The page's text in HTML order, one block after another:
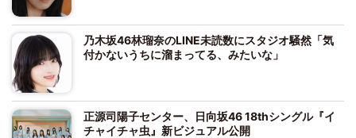
乃木坂46林瑠奈のLINE未読数にスタジオ騒然「気
付かないうちに溜まってる、みたいな」
正源司陽子センター、日向坂46 18thシングル『イ
チャイチャ虫』新ビジュアル公開